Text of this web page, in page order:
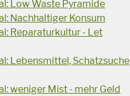
Low Waste Pyramide
Nachhaltiger Konsum
Reparaturkultur - Let
Lebensmittel, Schatzsuche
weniger Mist - mehr Geld